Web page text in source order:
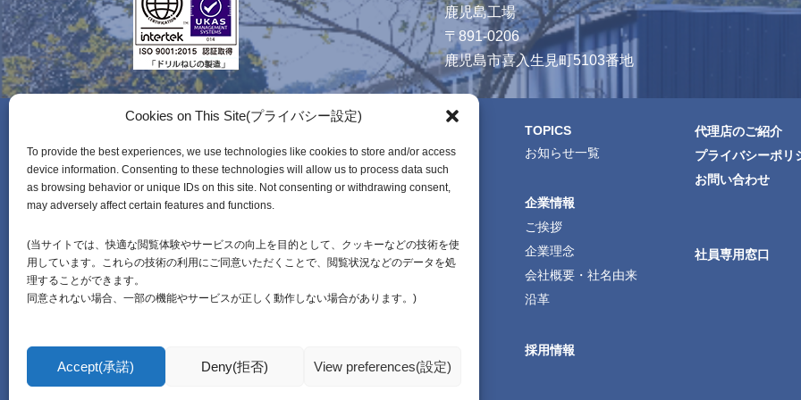
Cookies on This Site(プライバシー設定)
To provide the best experiences, we use technologies like cookies to store and/or access
device information. Consenting to these technologies will allow us to process data such
as browsing behavior or unique IDs on this site. Not consenting or withdrawing consent,
may adversely affect certain features and functions.
(当サイトでは、快適な閲覧体験やサービスの向上を目的として、クッキーなどの技術を使
用しています。これらの技術の利用にご同意いただくことで、閲覧状況などのデータを処
理することができます。
同意されない場合、一部の機能やサービスが正しく動作しない場合があります。)
Accept(承諾) Deny(拒否) View preferences(設定)
鹿児島工場
〒891-0206
鹿児島市喜入生見町5103番地
PIAS（ピアス）
ピアスタ
ピアスイレブン
ピアスコン
ピアスリベット
技術データ
受注生産開発製品
TOPICS
お知らせ一覧
企業情報
ご挨拶
企業理念
会社概要・社名由来
沿革
採用情報
代理店のご紹介
プライバシーポリ
お問い合わせ
社員専用窓口